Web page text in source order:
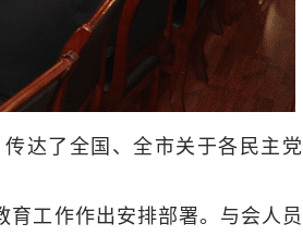
达了全国、全市关于各民主党
育工作作出安排部署。与会人员